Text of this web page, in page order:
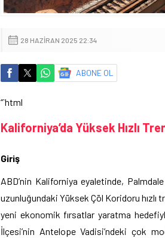
28 HAZIRAN 2025 22:34
ABONE OL
“`html
Kaliforniya’da Yüksek Hızlı
Giriş
ABD’nin Kaliforniya eyaletinde,
uzunluğundaki Yüksek Çöl Koridoru hızlı
yeni ekonomik fırsatlar yaratma
İlçesi’nin Antelope Vadisi’ndeki çok